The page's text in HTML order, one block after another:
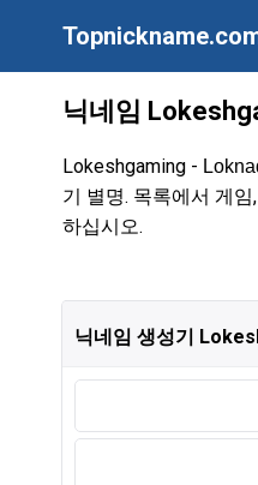
닉네임
Lokeshgaming -
기 별명. 목록에서 게
하십시오.
닉네임 생성기